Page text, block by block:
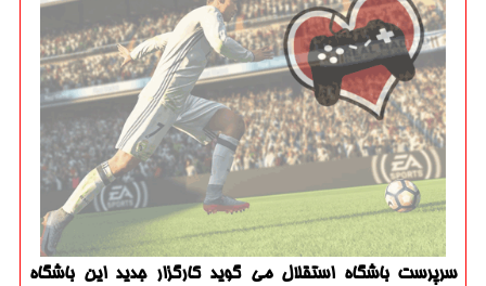
سرپرست باشگاه استقلال می گوید كارگزار جدید این باشگاه